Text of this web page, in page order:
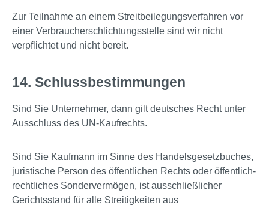
Zur Teilnahme an einem Streitbeilegungsverfahren vor
einer Verbraucherschlichtungsstelle sind wir nicht
verpflichtet und nicht bereit.
14. Schlussbestimmungen
Sind Sie Unternehmer, dann gilt deutsches Recht unter
Ausschluss des UN-Kaufrechts.
Sind Sie Kaufmann im Sinne des Handelsgesetzbuches,
juristische Person des öffentlichen Rechts oder öffentlich-
rechtliches Sondervermögen, ist ausschließlicher
Gerichtsstand für alle Streitigkeiten aus